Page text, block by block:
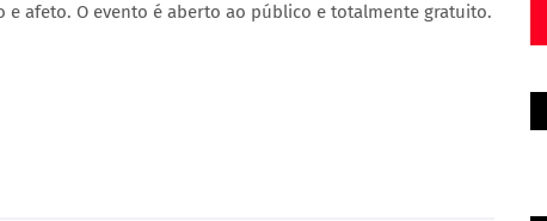
afeto. O evento é aberto ao público e totalmente gratuito.